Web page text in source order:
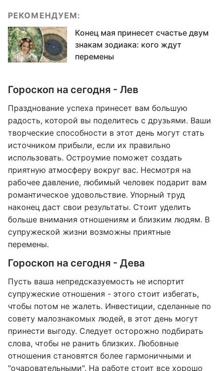
РЕКОМЕНДУЕМ:
Конец мая принесет счастье двум
знакам зодиака: кого ждут
перемены
Гороскоп на сегодня - Лев
Празднование успеха принесет вам большую
радость, которой вы поделитесь с друзьями. Ваши
творческие способности в этот день могут стать
источником прибыли, если их правильно
использовать. Остроумие поможет создать
приятную атмосферу вокруг вас. Несмотря на
рабочее давление, любимый человек подарит вам
романтическое удовольствие. Упорный труд
наконец даст свои результаты. Стоит уделить
больше внимания отношениям и близким людям. В
супружеской жизни возможны приятные
перемены.
Гороскоп на сегодня - Дева
Пусть ваша непредсказуемость не испортит
супружеские отношения - этого стоит избегать,
чтобы потом не жалеть. Инвестиции, сделанные по
совету малознакомых людей, в этот день могут
принести выгоду. Следует осторожно подбирать
слова, чтобы не ранить близких. Любовные
отношения становятся более гармоничными и
"очаровательными". На работе стоит все хорошо